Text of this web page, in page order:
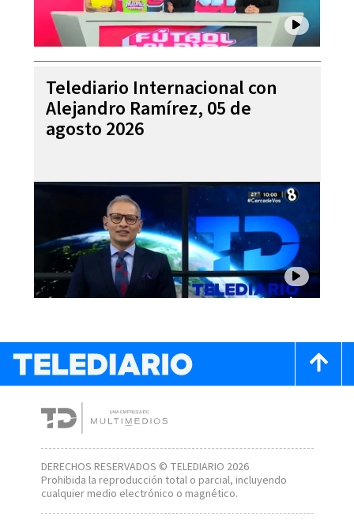
Telediario Internacional con
Alejandro Ramírez, 05 de
agosto 2026
DERECHOS RESERVADOS © TELEDIARIO 2026
Prohibida la reproducción total o parcial, incluyendo
cualquier medio electrónico o magnético.